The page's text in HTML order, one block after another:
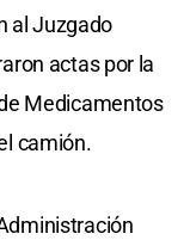
al Juzgado
actas por la
Medicamentos
camión.